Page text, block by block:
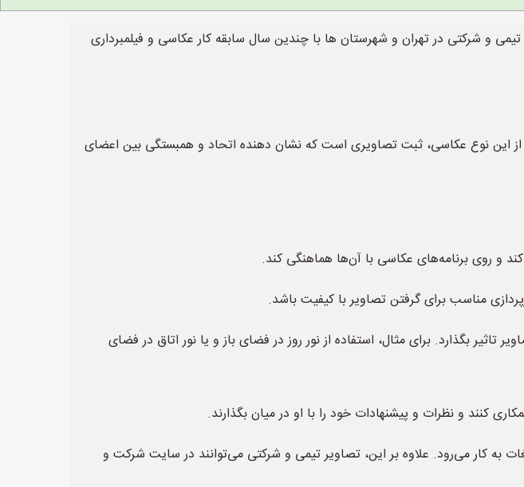
و شرکتی در تهران و شهرستان ها با چندین سال سابقه کار عکاسی و فیلمبرداری
نوع عکاسی، ثبت تصاویری است که نشان دهنده اتحاد و همبستگی بین اعضای
تاثیر بگذارد. برای مثال، استفاده از نور روز در فضای باز و یا نور اتاق در فضای
به کار می‌رود. علاوه بر این، تصاویر تیمی و شرکتی می‌توانند در سایت شرکت و